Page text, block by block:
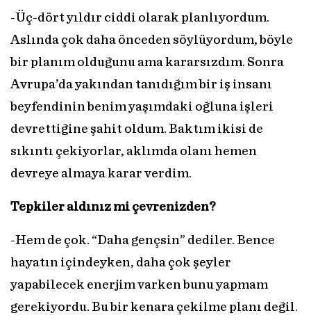
-Üç-dört yıldır ciddi olarak planlıyordum.
Aslında çok daha önceden söylüyordum, böyle
bir planım olduğunu ama kararsızdım. Sonra
Avrupa’da yakından tanıdığım bir iş insanı
beyfendinin benim yaşımdaki oğluna işleri
devrettiğine şahit oldum. Baktım ikisi de
sıkıntı çekiyorlar, aklımda olanı hemen
devreye almaya karar verdim.
Tepkiler aldınız mi çevrenizden?
-Hem de çok. “Daha gençsin” dediler. Bence
hayatın içindeyken, daha çok şeyler
yapabilecek enerjim varken bunu yapmam
gerekiyordu. Bu bir kenara çekilme planı değil.